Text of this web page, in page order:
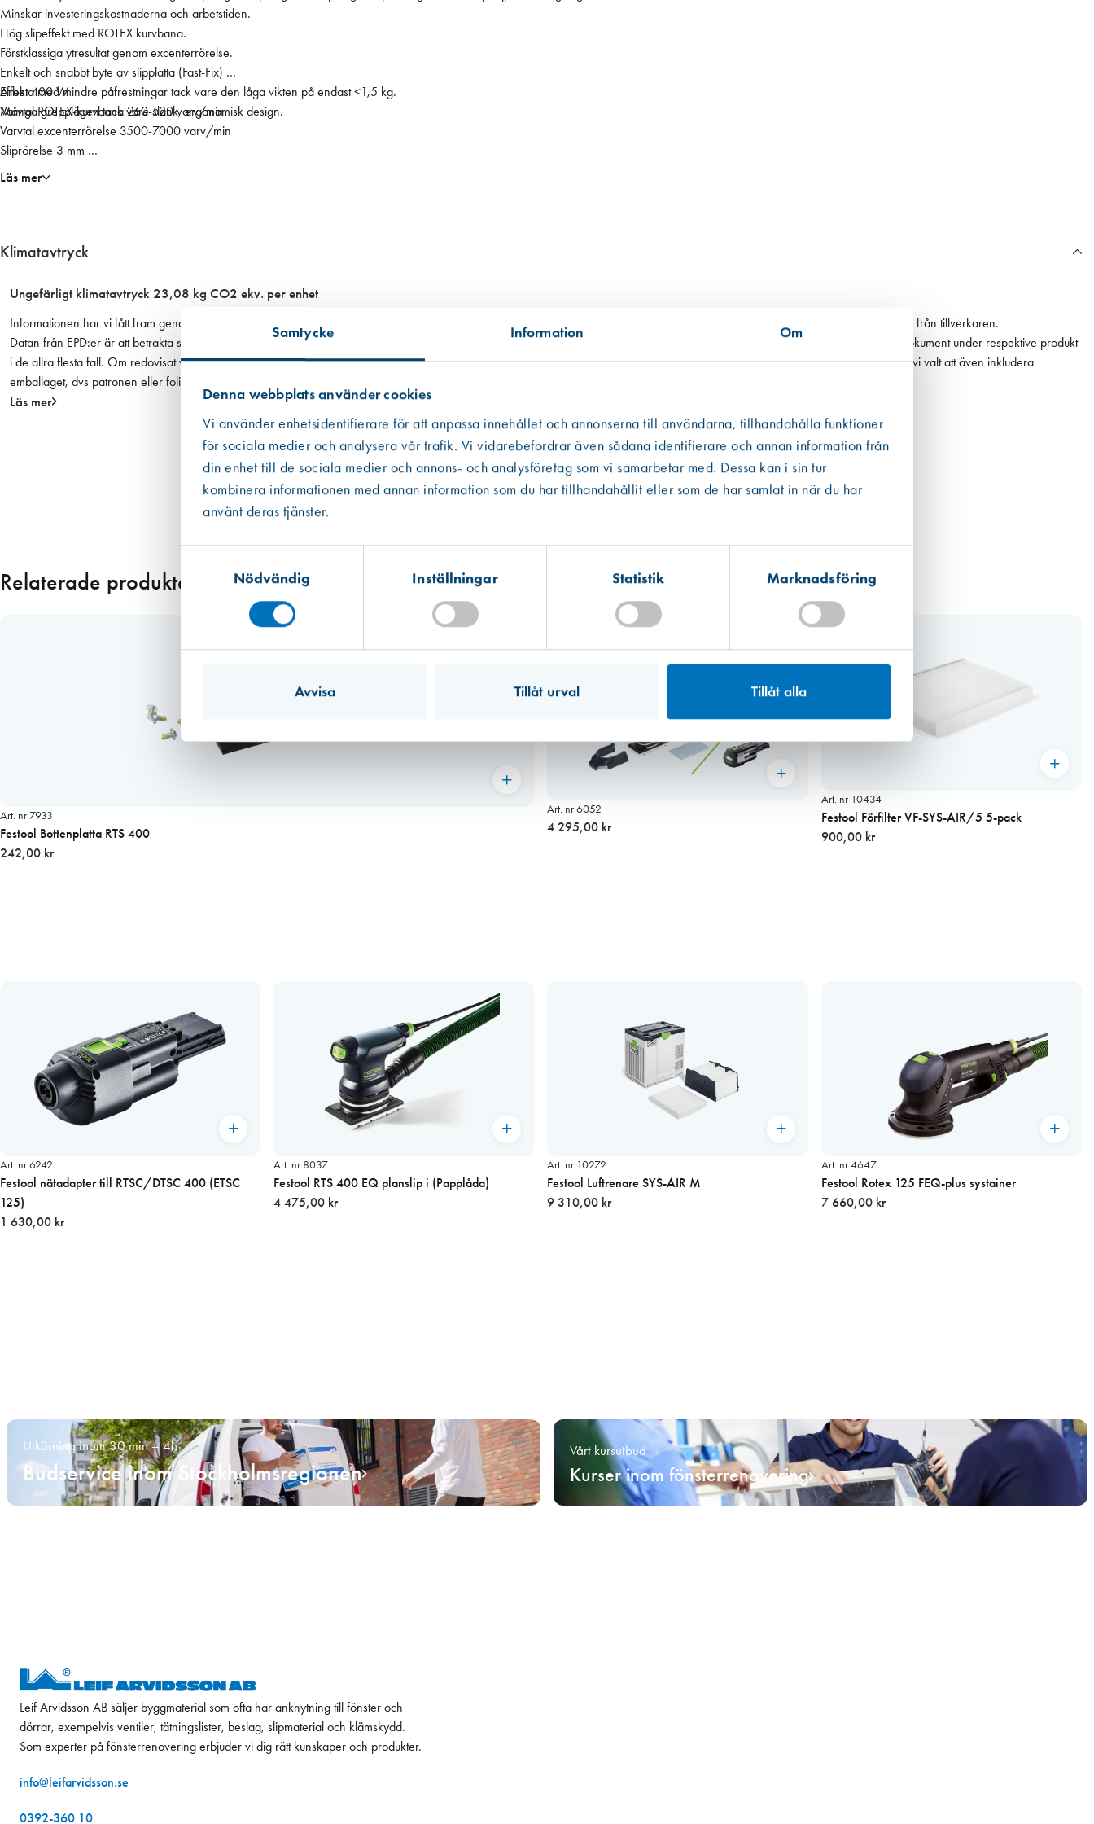
Samtycke Information Om
Denna webbplats använder cookies
Vi använder enhetsidentifierare för att anpassa innehållet och annonserna till användarna, tillhandahålla funktioner
för sociala medier och analysera vår trafik. Vi vidarebefordrar även sådana identifierare och annan information från
din enhet till de sociala medier och annons- och analysföretag som vi samarbetar med. Dessa kan i sin tur
kombinera informationen med annan information som du har tillhandahållit eller som de har samlat in när du har
använt deras tjänster.
Nödvändig
Inställningar Statistik Marknadsföring
Avvisa Tillåt urval Tillåt alla
X
F
E
Q
-
P
l
u
t
n
e
r
m
ä
n
Klimatavtryck
Ungefärligt klimatavtryck 23,08 kg CO2 ekv. per enhet
Informationen har vi fått fram genom i första hand en EPD om det finns tillgängligt, i andra hand data från en miljödatabas och i tredje hand från Boverkets databas eller annan data från tillverkaren.
Datan från EPD:er är att betrakta som mer tillförlitlig än den övriga informationen som ibland är mer schablonmässig. Om värdet har kommit från en EPD finns den som ett bifogat dokument under respektive produkt
i de allra flesta fall. Om redovisat värde har haft ett intervall eller om råvarans ursprung inte kunnat säkerställas har vi av trovärdighetsskäl valt det högsta värdet. För fogmassor har vi valt att även inkludera
emballaget, dvs patronen eller foliepåsen.
Läs mer
Minskar investeringskostnaderna och arbetstiden.
Hög slipeffekt med ROTEX kurvbana.
Förstklassiga ytresultat genom excenterrörelse.
Enkelt och snabbt byte av slipplatta (Fast-Fix)
Arbeta med mindre påfrestningar tack vare den låga vikten på endast <1,5 kg.
Många grepplägen tack vare slank, ergonomisk design.
Effekt 400 W
Varvtal ROTEX-kurvbana 260-520 varv/min
Varvtal excenterrörelse 3500-7000 varv/min
Sliprörelse 3 mm
Läs mer
Relaterade produkter
Art. nr 7933
Festool Bottenplatta RTS 400
242,00 kr
Art. nr 6052
4 295,00 kr
Art. nr 10434
Festool Förfilter VF-SYS-AIR/5 5-pack
900,00 kr
Art. nr 6242
Festool nätadapter till RTSC/DTSC 400 (ETSC
125)
1 630,00 kr
Art. nr 8037
Festool RTS 400 EQ planslip i (Papplåda)
4 475,00 kr
Art. nr 10272
Festool Luftrenare SYS-AIR M
9 310,00 kr
Art. nr 4647
Festool Rotex 125 FEQ-plus systainer
7 660,00 kr
Utkörning inom 30 min – 4h
Budservice inom Stockholmsregionen
Vårt kursutbud
Kurser inom fönsterrenovering
Leif Arvidsson AB säljer byggmaterial som ofta har anknytning till fönster och
dörrar, exempelvis ventiler, tätningslister, beslag, slipmaterial och klämskydd.
Som experter på fönsterrenovering erbjuder vi dig rätt kunskaper och produkter.
info@leifarvidsson.se
0392-360 10
Västberga
Finns i lager (1 st)
Hitta hit
Mullsjö (lager)
Förväntad leverans: 2026-07-21
Hitta hit